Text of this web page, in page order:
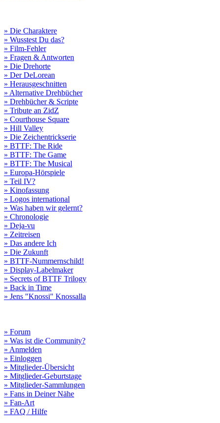
» Die Charaktere
» Wusstest Du das?
» Film-Fehler
» Fragen & Antworten
» Die Drehorte
» Der DeLorean
» Herausgeschnitten
» Alternative Drehbücher
» Drehbücher & Scripte
» Tribute an ZidZ
» Courthouse Square
» Hill Valley
» Die Zeichentrickserie
» BTTF: The Ride
» BTTF: The Game
» BTTF: The Musical
» Europa-Hörspiele
» Teil IV?
» Kinofassung
» Logos international
» Was haben wir gelernt?
» Chronologie
» Deja-vu
» Zeitreisen
» Das andere Ich
» Die Zukunft
» BTTF-Nummernschild!
» Display-Labelmaker
» Secrets of BTTF Trilogy
» Back in Time
» Jens "Knossi" Knossalla
» Forum
» Was ist die Community?
» Anmelden
» Einloggen
» Mitglieder-Übersicht
» Mitglieder-Geburtstage
» Mitglieder-Sammlungen
» Fans in Deiner Nähe
» Fan-Art
» FAQ / Hilfe